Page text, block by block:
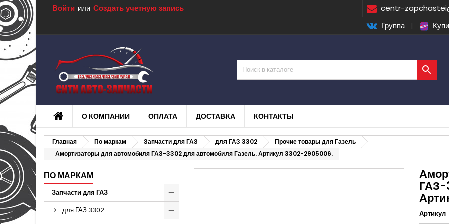
centr-
Войти или Создать учетную запись
Группа |

О КОМПАНИИ ОПЛАТА ДОСТАВКА КОНТАКТЫ
Главная По маркам Запчасти для ГАЗ для ГАЗ 3302
Прочие товары для Газель
Амортизаторы для автомобиля ГАЗ-3302 для автомобиля Газель. Артикул 3302-2905006.
ПО МАРКАМ
Запчасти для ГАЗ
для ГАЗ 3302
ГАЗ-
Артикул